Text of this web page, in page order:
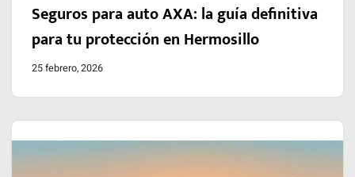
Seguros para auto AXA: la guía definitiva
para tu protección en Hermosillo
25 febrero, 2026